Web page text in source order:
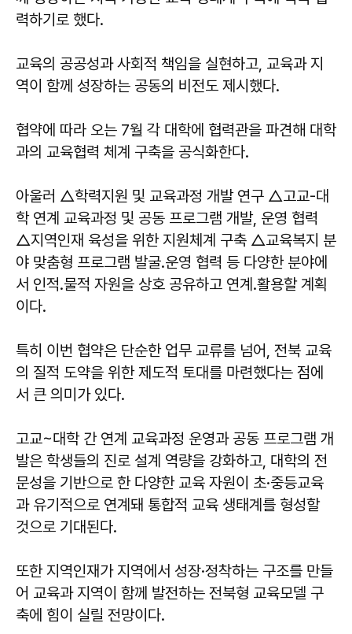
력하기로 했다.
교육의 공공성과 사회적 책임을 실현하고, 교육과 지
역이 함께 성장하는 공동의 비전도 제시했다.
협약에 따라 오는 7월 각 대학에 협력관을 파견해 대학
과의 교육협력 체계 구축을 공식화한다.
아울러 △학력지원 및 교육과정 개발 연구 △고교-대
학 연계 교육과정 및 공동 프로그램 개발, 운영 협력
△지역인재 육성을 위한 지원체계 구축 △교육복지 분
야 맞춤형 프로그램 발굴․운영 협력 등 다양한 분야에
서 인적․물적 자원을 상호 공유하고 연계․활용할 계획
이다.
특히 이번 협약은 단순한 업무 교류를 넘어, 전북 교육
의 질적 도약을 위한 제도적 토대를 마련했다는 점에
서 큰 의미가 있다.
고교~대학 간 연계 교육과정 운영과 공동 프로그램 개
발은 학생들의 진로 설계 역량을 강화하고, 대학의 전
문성을 기반으로 한 다양한 교육 자원이 초·중등교육
과 유기적으로 연계돼 통합적 교육 생태계를 형성할
것으로 기대된다.
또한 지역인재가 지역에서 성장·정착하는 구조를 만들
어 교육과 지역이 함께 발전하는 전북형 교육모델 구
축에 힘이 실릴 전망이다.